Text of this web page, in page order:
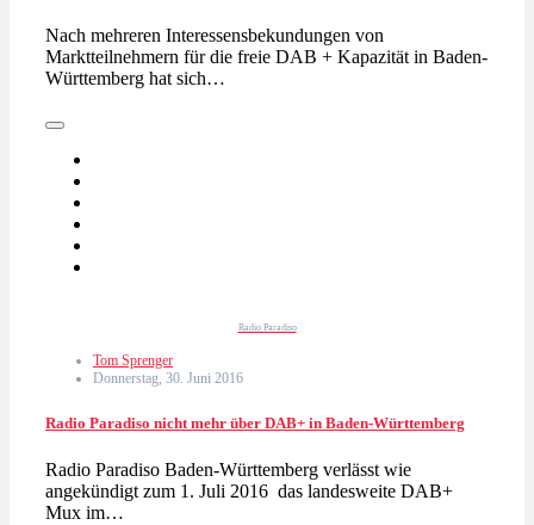
Nach mehreren Interessensbekundungen von
Marktteilnehmern für die freie DAB + Kapazität in Baden-
Württemberg hat sich…
Radio Paradiso
Tom Sprenger
Donnerstag, 30. Juni 2016
Radio Paradiso nicht mehr über DAB+ in Baden-Württemberg
Radio Paradiso Baden-Württemberg verlässt wie
angekündigt zum 1. Juli 2016 das landesweite DAB+
Mux im…